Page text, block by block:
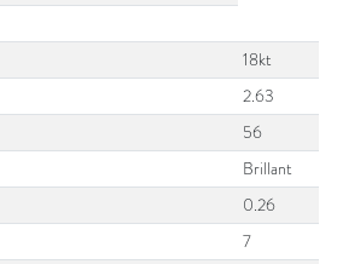
18kt
2.63
56
Brillant
0.26
7